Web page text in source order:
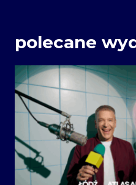
polecane